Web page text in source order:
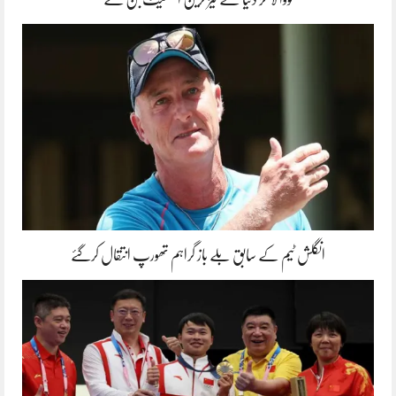
انگلش ٹیم کے سابق بلے باز گراہم تھورپ انتقال کرگئے